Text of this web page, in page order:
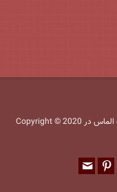
Copyright © 2020 کلیه حقوق وب سایت متعلق به شرکت درب اتوماتیک الماس در